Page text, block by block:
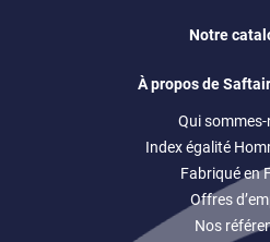
Notre
À propos de
Qui sommes-
Index égalité
Fabriqué en
Offres
Nos